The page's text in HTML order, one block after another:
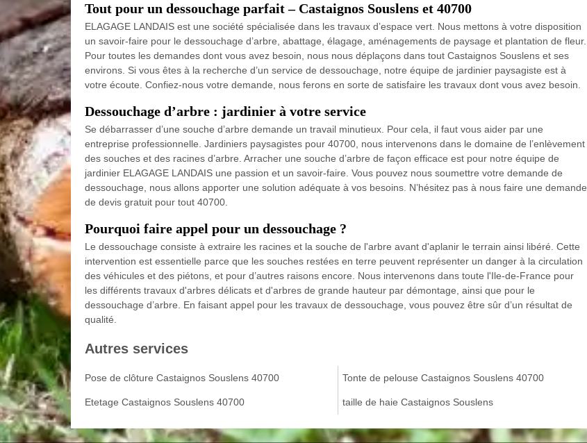
Tout pour un dessouchage parfait – Castaignos Souslens et 40700
ELAGAGE LANDAIS est une société spécialisée dans les travaux d’espace vert. Nous mettons à votre disposition
un savoir-faire pour le dessouchage d’arbre, abattage, élagage, aménagements de paysage et plantation de fleur.
Pour toutes les demandes dont vous avez besoin, nous nous déplaçons dans tout Castaignos Souslens et ses
environs. Si vous êtes à la recherche d’un service de dessouchage, notre équipe de jardinier paysagiste est à
votre écoute. Confiez-nous votre demande, nous ferons en sorte de satisfaire les travaux dont vous avez besoin.
Dessouchage d’arbre : jardinier à votre service
Se débarrasser d’une souche d’arbre demande un travail minutieux. Pour cela, il faut vous aider par une
entreprise professionnelle. Jardiniers paysagistes pour 40700, nous intervenons dans le domaine de l’enlèvement
des souches et des racines d’arbre. Arracher une souche d’arbre de façon efficace est pour notre équipe de
jardinier ELAGAGE LANDAIS une passion et un savoir-faire. Vous pouvez nous soumettre votre demande de
dessouchage, nous allons apporter une solution adéquate à vos besoins. N’hésitez pas à nous faire une demande
de devis gratuit pour tout 40700.
Pourquoi faire appel pour un dessouchage ?
Le dessouchage consiste à extraire les racines et la souche de l'arbre avant d'aplanir le terrain ainsi libéré. Cette
intervention est essentielle parce que les souches restées en terre peuvent représenter un danger à la circulation
des véhicules et des piétons, et pour d’autres raisons encore. Nous intervenons dans toute l'Ile-de-France pour
les différents travaux d'arbres délicats et d'arbres de grande hauteur par démontage, ainsi que pour le
dessouchage d’arbre. En faisant appel pour les travaux de dessouchage, vous pouvez être sûr d’un résultat de
qualité.
Autres services
Pose de clôture Castaignos Souslens 40700
Etetage Castaignos Souslens 40700
Tonte de pelouse Castaignos Souslens 40700
taille de haie Castaignos Souslens